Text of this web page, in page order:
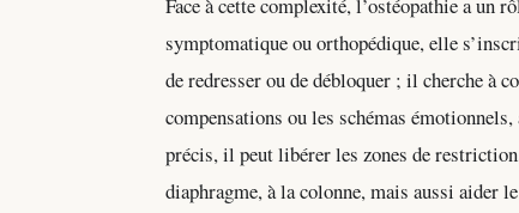
Face à cette complexité, l’ostéopathie a un
symptomatique ou orthopédique, elle
de redresser ou de débloquer ; il cherche à
compensations ou les schémas
précis, il peut libérer les zones de
diaphragme, à la colonne, mais aussi aider